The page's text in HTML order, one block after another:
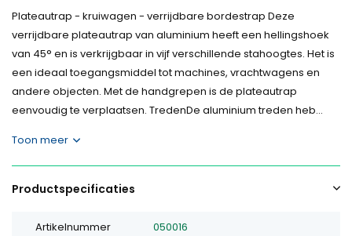
Plateautrap - kruiwagen - verrijdbare bordestrap Deze
verrijdbare plateautrap van aluminium heeft een hellingshoek
van 45° en is verkrijgbaar in vijf verschillende stahoogtes. Het is
een ideaal toegangsmiddel tot machines, vrachtwagens en
andere objecten. Met de handgrepen is de plateautrap
eenvoudig te verplaatsen. TredenDe aluminium treden heb...
Toon meer
Productspecificaties
Artikelnummer 050016